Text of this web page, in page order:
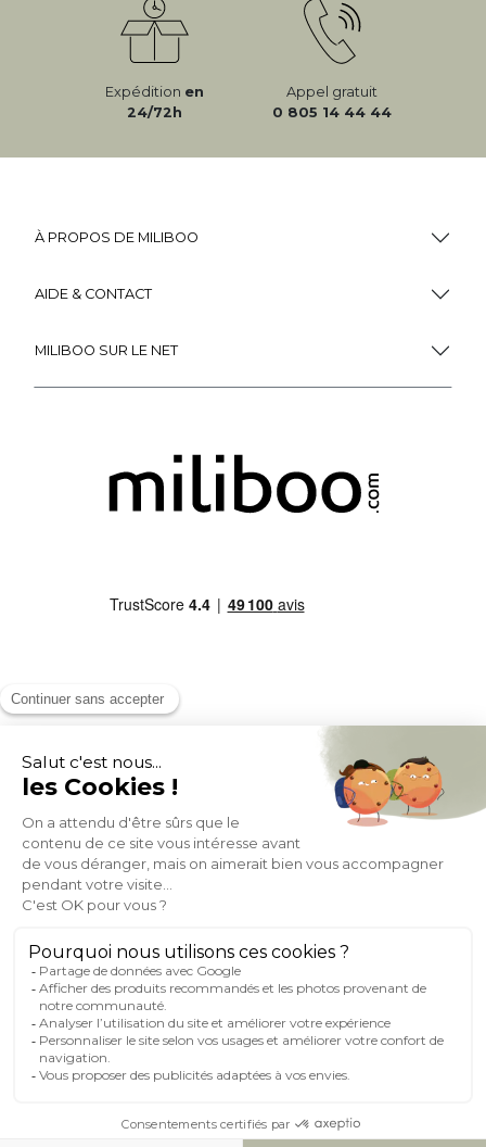
Expédition en
24/72h
Appel gratuit
0 805 14 44 44
À PROPOS DE MILIBOO
AIDE & CONTACT
MILIBOO SUR LE NET
MOYENS DE PAIEMENT
FRANCE
© 2007-2026 Miliboo
Tous droits réservés